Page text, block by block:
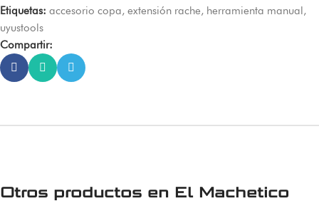
Etiquetas: accesorio copa, extensión rache, herramienta manual,
uyustools
Compartir:
Otros productos en El Machetico